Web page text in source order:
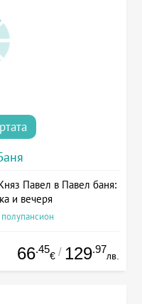
Павел в Павел баня:
и вечеря
66.45
€ / 129.97
лв.